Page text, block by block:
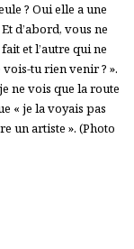
? Oui elle a une
d’abord, vous ne
et l’autre qui ne
vois-tu rien venir ? ».
ne vois que la route
« je la voyais pas
un artiste ». (Photo